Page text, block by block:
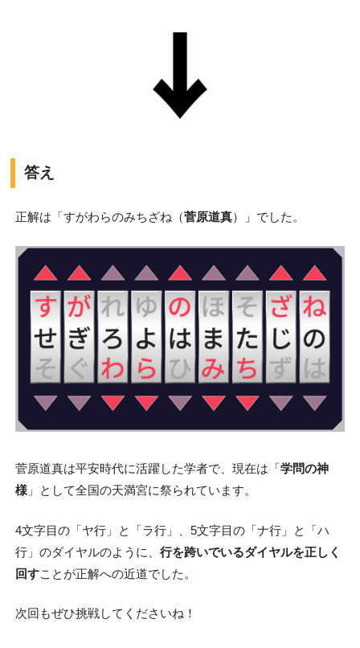
答え
正解は「すがわらのみちざね（菅原道真）」でした。
菅原道真は平安時代に活躍した学者で、現在は「学問の神
様」として全国の天満宮に祭られています。
4文字目の「ヤ行」と「ラ行」、5文字目の「ナ行」と「ハ
行」のダイヤルのように、 行を跨いでいるダイヤルを正しく
回すことが正解への近道でした。
次回もぜひ挑戦してくださいね！